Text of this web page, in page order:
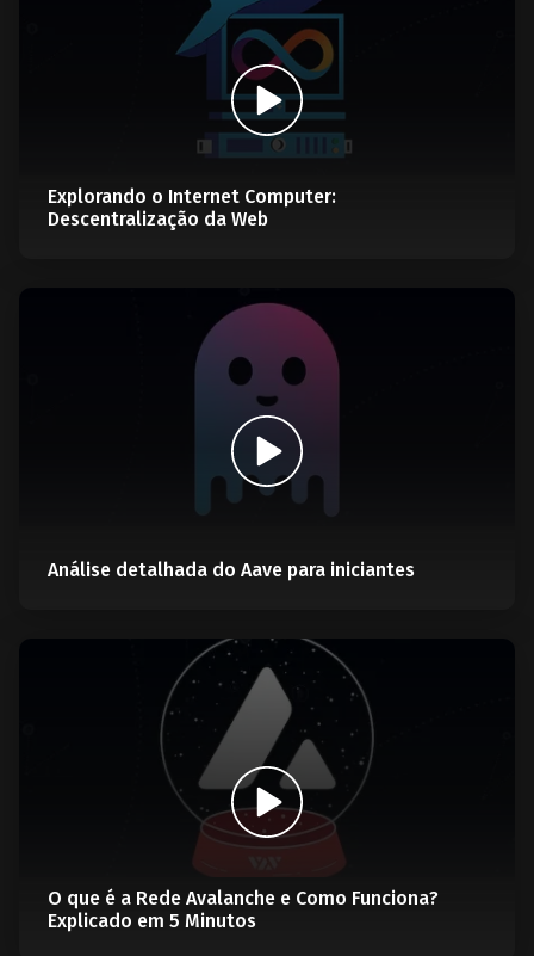
Explorando o Internet Computer:
Descentralização da Web
Análise detalhada do Aave para iniciantes
O que é a Rede Avalanche e Como Funciona?
Explicado em 5 Minutos